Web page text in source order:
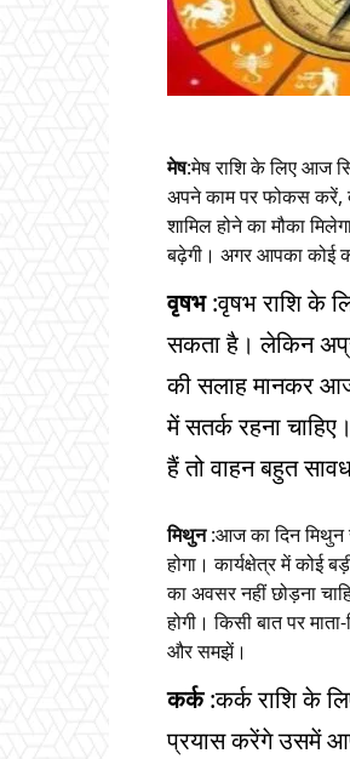
मेष:मेष राशि के लिए आज
अपने काम पर फोकस करें,
शामिल होने का मौका
बढ़ेगी। अगर आपका कोई
वृषभ:वृषभ राशि के
सकता है। लेकिन
की सलाह मानकर
में सतर्क रहना
हैं तो वाहन बहुत
मिथुन:आज का दिन मिथुन
होगा। कार्यक्षेत्र में
का अवसर नहीं छोड़ना
होगी। किसी बात पर
और समझें।
कर्क:कर्क राशि के
प्रयास करेंगे उसमें